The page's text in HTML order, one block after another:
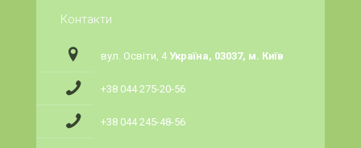
Контакти
вул. Освіти, 4 Україна, 03037, м. Київ
+38 044 275-20-56
+38 044 245-48-56